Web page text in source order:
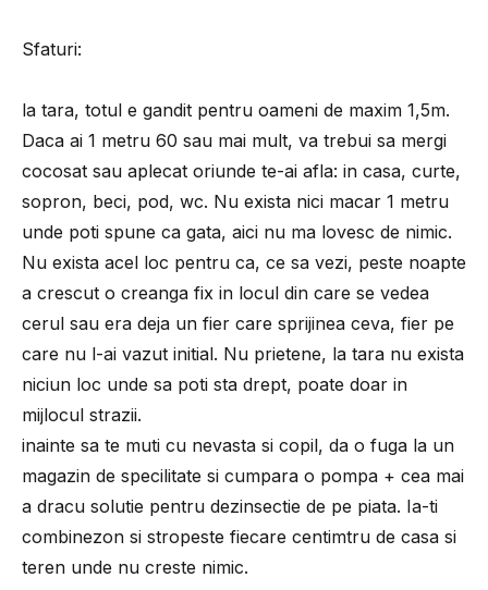
Sfaturi:
la tara, totul e gandit pentru oameni de maxim 1,5m.
Daca ai 1 metru 60 sau mai mult, va trebui sa mergi
cocosat sau aplecat oriunde te-ai afla: in casa, curte,
sopron, beci, pod, wc. Nu exista nici macar 1 metru
unde poti spune ca gata, aici nu ma lovesc de nimic.
Nu exista acel loc pentru ca, ce sa vezi, peste noapte
a crescut o creanga fix in locul din care se vedea
cerul sau era deja un fier care sprijinea ceva, fier pe
care nu l-ai vazut initial. Nu prietene, la tara nu exista
niciun loc unde sa poti sta drept, poate doar in
mijlocul strazii.
inainte sa te muti cu nevasta si copil, da o fuga la un
magazin de specilitate si cumpara o pompa + cea mai
a dracu solutie pentru dezinsectie de pe piata. Ia-ti
combinezon si stropeste fiecare centimtru de casa si
teren unde nu creste nimic.